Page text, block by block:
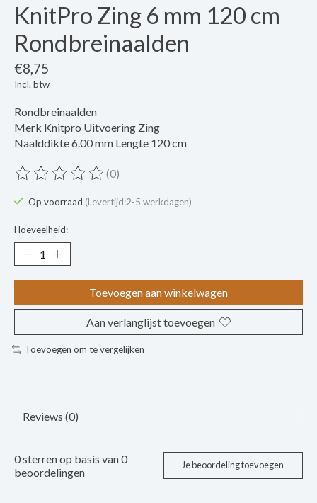
KnitPro Zing 6 mm 120 cm
Rondbreinaalden
€8,75
Incl. btw
Rondbreinaalden
Merk Knitpro Uitvoering Zing
Naalddikte 6.00 mm Lengte 120 cm
De beoordeling van dit product is
(0)
Op voorraad (Levertijd:2-5 werkdagen)
Hoeveelheid:
Toevoegen aan winkelwagen
Aan verlanglijst toevoegen
Toevoegen om te vergelijken
Reviews (0)
0sterren op basis van0
beoordelingen
Je beoordeling toevoegen